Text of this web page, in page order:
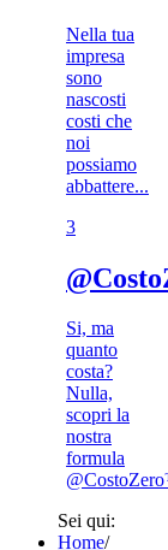
Nella tua
impresa
sono
nascosti
costi che
noi
possiamo
abbattere...
3​
Si, ma
quanto
costa?
Nulla,
scopri la
nostra
formula
Sei qui:
Home/